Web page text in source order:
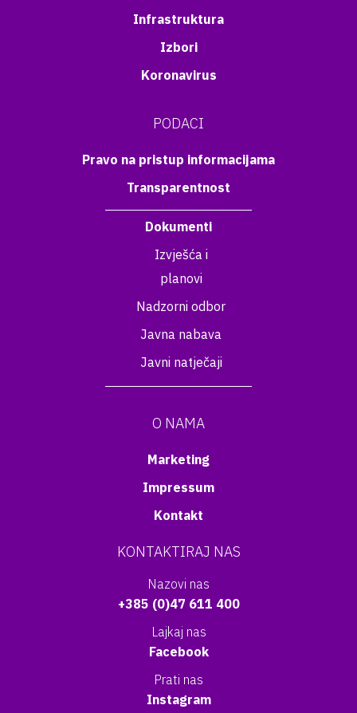
Infrastruktura
Izbori
Koronavirus
PODACI
Pravo na pristup informacijama
Transparentnost
Dokumenti
Izvješća i
planovi
Nadzorni odbor
Javna nabava
Javni natječaji
O NAMA
Marketing
Impressum
Kontakt
KONTAKTIRAJ NAS
Nazovi nas
+385 (0)47 611 400
Lajkaj nas
Facebook
Prati nas
Instagram